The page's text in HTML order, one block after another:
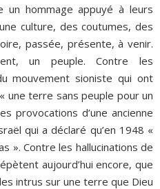
hommage appuyé à leurs
culture, des coutumes, des
passée, présente, à venir.
un peuple. Contre les
mouvement sioniste qui ont
une terre sans peuple pour un
provocations d’une ancienne
qui a déclaré qu’en 1948 «
». Contre les hallucinations de
aujourd’hui encore, que
intrus sur une terre que Dieu